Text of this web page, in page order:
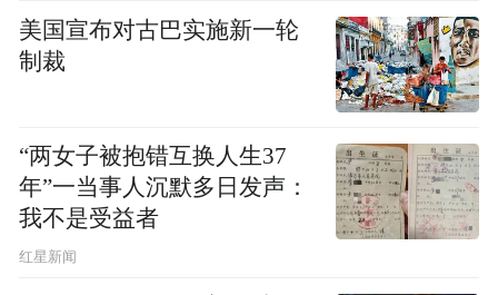
县公安局、五祖镇派出所、五祖镇卫生院、
五祖镇一天门社区等“战疫一线”机构，所有
交接环节透明、手续签收齐备，工作人员全
程防护，确保安全，并全流程展示公益过
程。
2月2日下午，凤凰网佛教、慧海公益基金发
美国宣布对古巴实施新一轮
制裁
“两女子被抱错互换人生37
年”一当事人沉默多日发声：
我不是受益者
红星新闻